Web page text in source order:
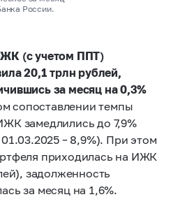
России.
(с учетом ППТ)
20,1 трлн рублей,
за месяц на 0,3%
сопоставлении темпы
замедлились до 7,9%
– 8,9%). При этом
приходилась на ИЖК
задолженность
за месяц на 1,6%.